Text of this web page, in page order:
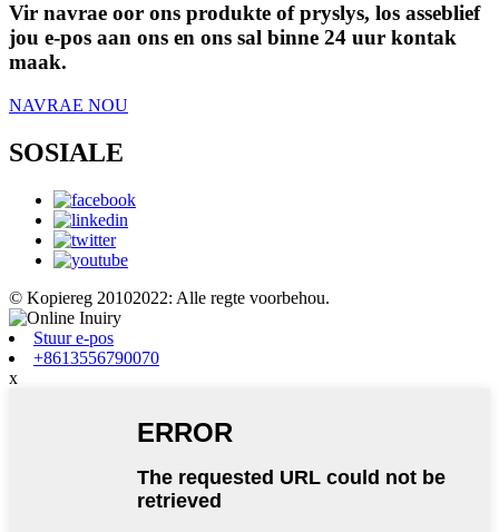
Vir navrae oor ons produkte of pryslys, los asseblief
jou e-pos aan ons en ons sal binne 24 uur kontak
maak.
NAVRAE NOU
SOSIALE
© Kopiereg 20102022: Alle regte voorbehou.
Stuur e-pos
+8613556790070
x